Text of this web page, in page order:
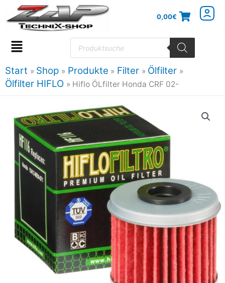
Inhalt
springen
0,00€
Flyout
Menu
Products
search
Start Shop Produkte Filter
Ölfilter
Ölfilter HIFLO
Hiflo ÖLfilter Honda CRF 02-
ÖLfilter
Honda
CRF
02-
Menge